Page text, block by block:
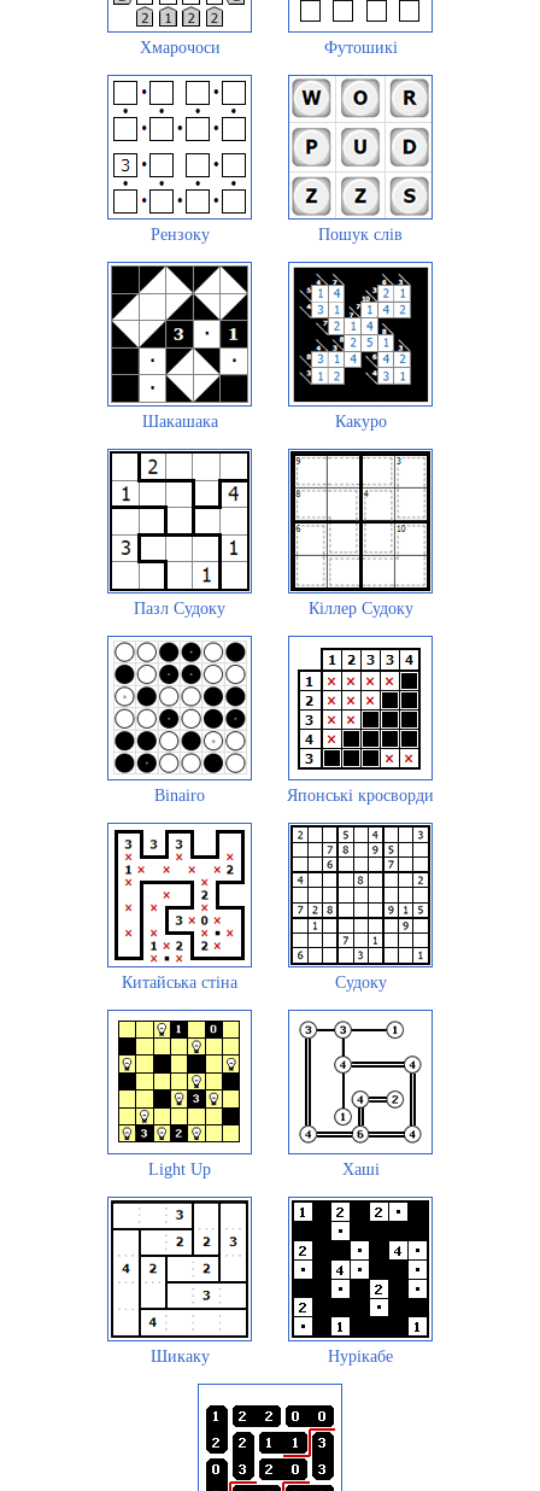
Хмарочоси Футошикі
Рензоку Пошук слів
Шакашака Какуро
Пазл Судоку Кіллер Судоку
Binairo Японські кросворди
Китайська стіна Судоку
Light Up Хаші
Шикаку Нурікабе